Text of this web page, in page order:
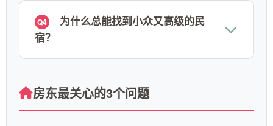
Q4
为什么总能找到小众又高级的民
宿？
房东最关心的3个问题